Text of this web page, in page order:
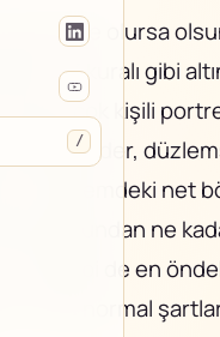
/
ne olursa
1/3 kuralı gibi
sayısı çok kişili
hareket eder,
bu düzlemdeki net
ne
sebebi de en
Ama normal